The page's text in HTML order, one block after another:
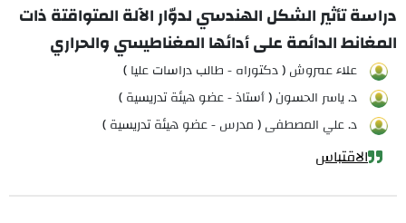
دراسة تأثير الشكل الهندسي لدوّار الآلة المتواقتة ذات
المغانط الدائمة على أدائها المغناطيسي والحراري
علاء عمروش ( دكتوراه - طالب دراسات عليا )
د. ياسر الحسون ( أستاذ - عضو هيئة تدريسية )
د. علي المصطفى ( مدرس - عضو هيئة تدريسية )
الاقتباس